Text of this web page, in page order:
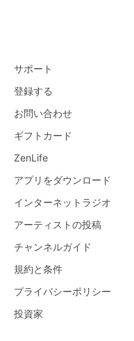
サポート
登録する
お問い合わせ
ギフトカード
ZenLife
アプリをダウンロード
インターネットラジオ
アーティストの投稿
チャンネルガイド
規約と条件
プライバシーポリシー
投資家